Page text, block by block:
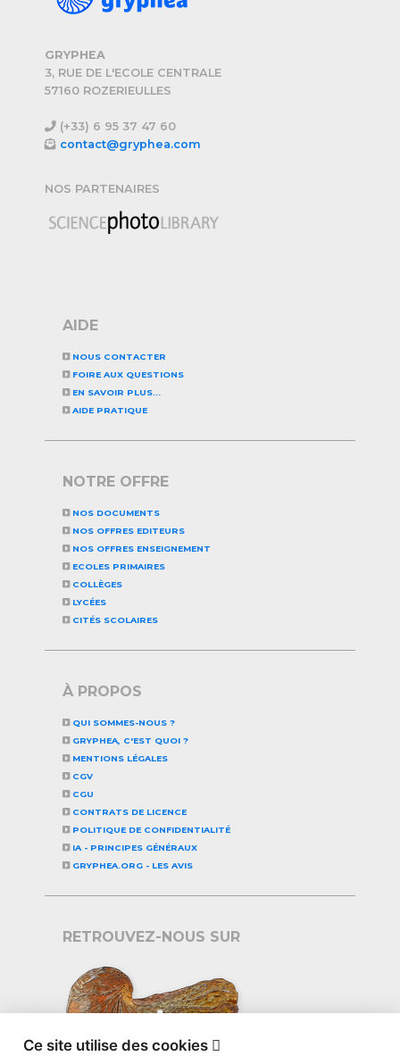
GRYPHEA
3, RUE DE L'ECOLE CENTRALE
57160 ROZERIEULLES
(+33) 6 95 37 47 60
contact@gryphea.com
NOS PARTENAIRES
AIDE
NOUS CONTACTER
FOIRE AUX QUESTIONS
EN SAVOIR PLUS...
AIDE PRATIQUE
NOTRE OFFRE
NOS DOCUMENTS
NOS OFFRES EDITEURS
NOS OFFRES ENSEIGNEMENT
ECOLES PRIMAIRES
COLLÈGES
LYCÉES
CITÉS SCOLAIRES
À PROPOS
QUI SOMMES-NOUS ?
GRYPHEA, C'EST QUOI ?
MENTIONS LÉGALES
CGV
CGU
CONTRATS DE LICENCE
POLITIQUE DE CONFIDENTIALITÉ
IA - PRINCIPES GÉNÉRAUX
GRYPHEA.ORG - LES AVIS
RETROUVEZ-NOUS SUR
Ce site utilise des cookies 